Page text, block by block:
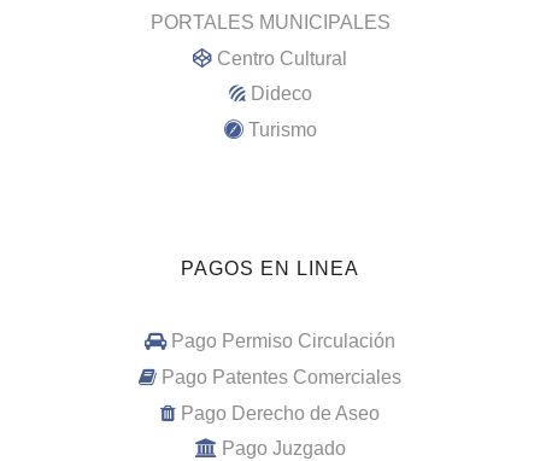
PORTALES MUNICIPALES
Centro Cultural
Dideco
Turismo
PAGOS EN LINEA
Pago Permiso Circulación
Pago Patentes Comerciales
Pago Derecho de Aseo
Pago Juzgado